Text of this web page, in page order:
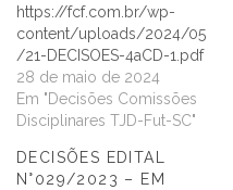
https://fcf.com.br/wp-
content/uploads/2024/05
/21-DECISOES-4aCD-1.pdf
28 de maio de 2024
Em "Decisões Comissões
Disciplinares TJD-Fut-SC"
DECISÕES EDITAL
N°029/2023 – EM